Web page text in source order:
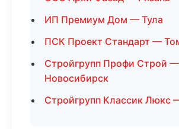
ИП Премиум Дом — Тула
ПСК Проект Стандарт —
Стройгрупп Профи Строй —
Новосибирск
Стройгрупп Классик Люкс